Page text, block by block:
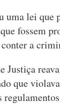
uma lei que
fossem
a
Justiça
que